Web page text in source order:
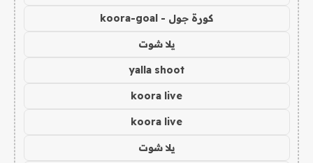
كورة جول - koora-goal
يلا شوت
yalla shoot
koora live
koora live
يلا شوت